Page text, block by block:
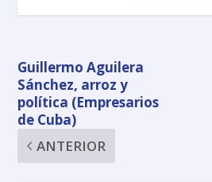
Guillermo Aguilera
Sánchez, arroz y
política (Empresarios
de Cuba)
ANTERIOR